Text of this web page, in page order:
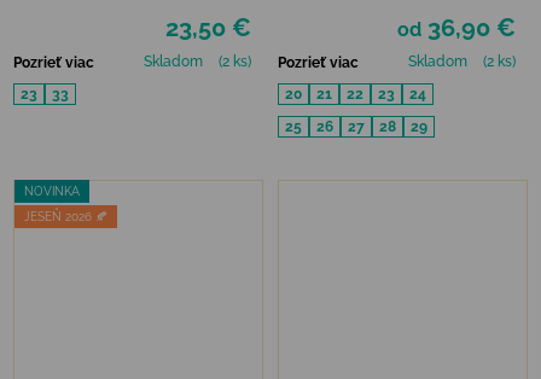
23,50 €
Pozrieť viac Skladom
(2 ks)
23
33
od 36,90 €
Pozrieť viac Skladom
(2 ks)
20
21 22 23
24
25
26 27 28 29
NOVINKA
JESEŇ 2026 🍂